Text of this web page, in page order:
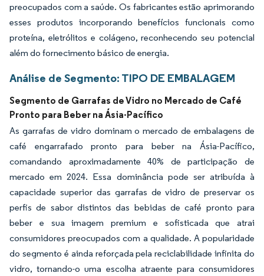
preocupados com a saúde. Os fabricantes estão aprimorando
esses produtos incorporando benefícios funcionais como
proteína, eletrólitos e colágeno, reconhecendo seu potencial
além do fornecimento básico de energia.
Análise de Segmento: TIPO DE EMBALAGEM
Segmento de Garrafas de Vidro no Mercado de Café
Pronto para Beber na Ásia-Pacífico
As garrafas de vidro dominam o mercado de embalagens de
café engarrafado pronto para beber na Ásia-Pacífico,
comandando aproximadamente 40% de participação de
mercado em 2024. Essa dominância pode ser atribuída à
capacidade superior das garrafas de vidro de preservar os
perfis de sabor distintos das bebidas de café pronto para
beber e sua imagem premium e sofisticada que atrai
consumidores preocupados com a qualidade. A popularidade
do segmento é ainda reforçada pela reciclabilidade infinita do
vidro, tornando-o uma escolha atraente para consumidores